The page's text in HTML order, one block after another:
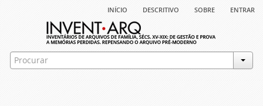
início descritivo sobre entrar